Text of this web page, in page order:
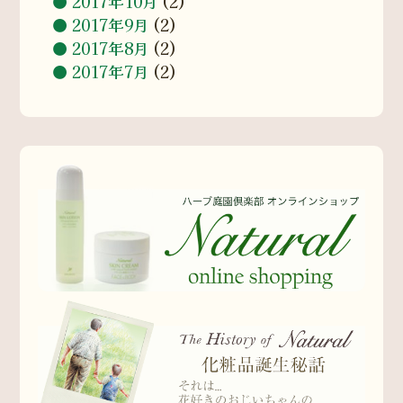
2017年9月 (2)
2017年8月 (2)
2017年7月 (2)